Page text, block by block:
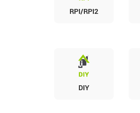
RPI/RPI2
DIY